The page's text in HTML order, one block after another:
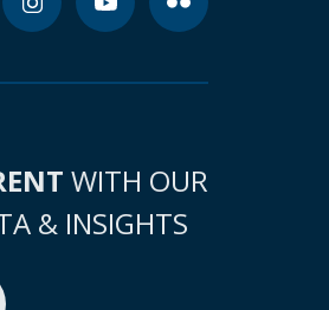
WITH OUR
& INSIGHTS